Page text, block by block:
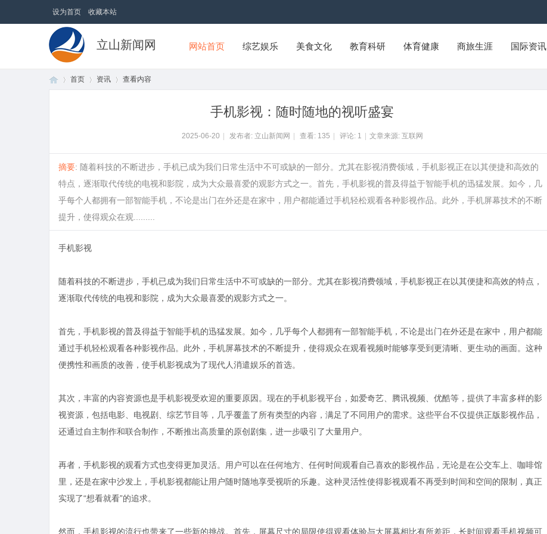
设为首页 收藏本站
立山新闻网 网站首页 综艺娱乐 美食文化 教育科研 体育健康 商旅生涯 国际资讯
首页 资讯 查看内容
手机影视：随时随地的视听盛宴
2025-06-20 发布者: 立山新闻网 查看: 135 评论: 1 文章来源: 互联网
摘要: 随着科技的不断进步，手机已成为我们日常生活中不可或缺的一部分。尤其在影视消费领域，手机影视正在以其便捷和高效的
特点，逐渐取代传统的电视和影院，成为大众最喜爱的观影方式之一。首先，手机影视的普及得益于智能手机的迅猛发展。如今，几
乎每个人都拥有一部智能手机，不论是出门在外还是在家中，用户都能通过手机轻松观看各种影视作品。此外，手机屏幕技术的不断
提升，使得观众在观.........
手机影视
随着科技的不断进步，手机已成为我们日常生活中不可或缺的一部分。尤其在影视消费领域，手机影视正在以其便捷和高效的特点，
逐渐取代传统的电视和影院，成为大众最喜爱的观影方式之一。
首先，手机影视的普及得益于智能手机的迅猛发展。如今，几乎每个人都拥有一部智能手机，不论是出门在外还是在家中，用户都能
通过手机轻松观看各种影视作品。此外，手机屏幕技术的不断提升，使得观众在观看视频时能够享受到更清晰、更生动的画面。这种
便携性和画质的改善，使手机影视成为了现代人消遣娱乐的首选。
其次，丰富的内容资源也是手机影视受欢迎的重要原因。现在的手机影视平台，如爱奇艺、腾讯视频、优酷等，提供了丰富多样的影
视资源，包括电影、电视剧、综艺节目等，几乎覆盖了所有类型的内容，满足了不同用户的需求。这些平台不仅提供正版影视作品，
还通过自主制作和联合制作，不断推出高质量的原创剧集，进一步吸引了大量用户。
再者，手机影视的观看方式也变得更加灵活。用户可以在任何地方、任何时间观看自己喜欢的影视作品，无论是在公交车上、咖啡馆
里，还是在家中沙发上，手机影视都能让用户随时随地享受视听的乐趣。这种灵活性使得影视观看不再受到时间和空间的限制，真正
实现了“想看就看”的追求。
然而，手机影视的流行也带来了一些新的挑战。首先，屏幕尺寸的局限使得观看体验与大屏幕相比有所差距，长时间观看手机视频可